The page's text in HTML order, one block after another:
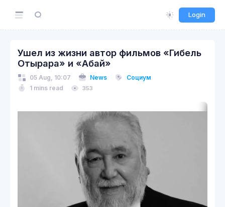
Login
Ушел из жизни автор фильмов «Гибель
Отырара» и «Абай»
05 Aug, 10:07 News
Социум
1 mins read
353